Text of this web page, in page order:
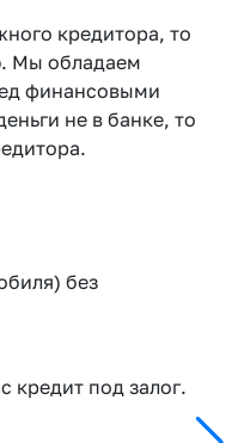
кредитора, то
Мы обладаем
финансовыми
не в банке, то
без
кредит под залог.